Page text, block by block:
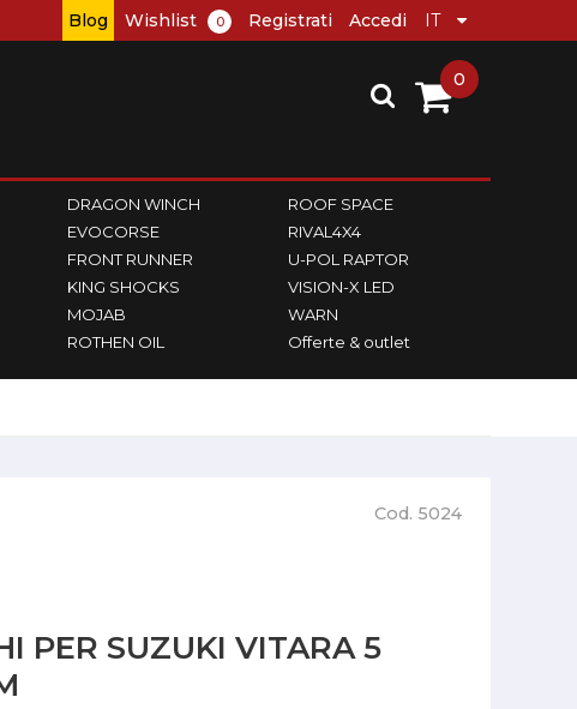
Blog Wishlist 0 Registrati Accedi
DRAGON WINCH
EVOCORSE
FRONT RUNNER
KING SHOCKS
MOJAB
ROTHEN OIL
ROOF SPACE
RIVAL4X4
U-POL RAPTOR
VISION-X LED
WARN
Offerte & outlet
0
Cod. 5024
PER SUZUKI VITARA 5